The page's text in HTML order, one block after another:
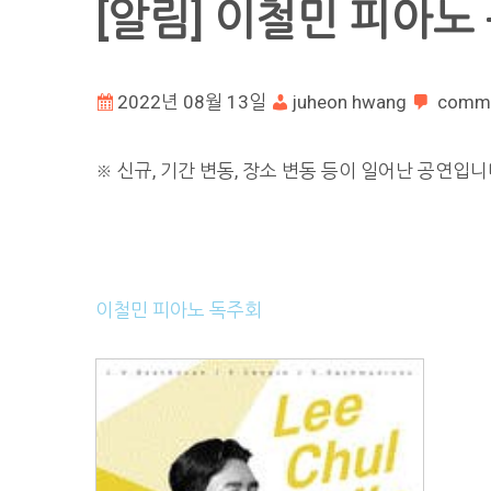
[알림] 이철민 피아노
2022년 08월 13일 juheon hwang
※ 신규, 기간 변동, 장소 변동 등이 일어난 공연입니
이철민 피아노 독주회